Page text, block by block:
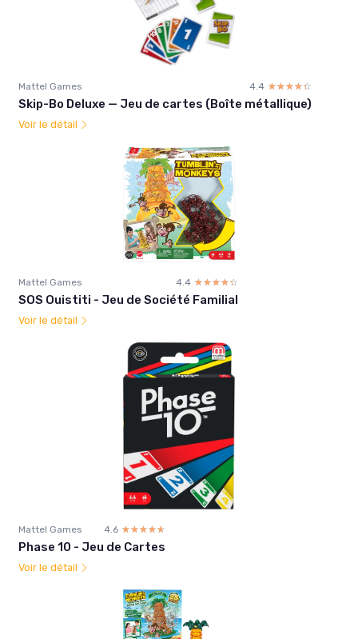
Mattel Games 4.4 ☆☆☆☆☆
★★★★★
Skip-Bo Deluxe — Jeu de cartes (Boîte métallique)
Voir le détail
Mattel Games 4.4 ☆☆☆☆☆
★★★★★
SOS Ouistiti - Jeu de Société Familial
Voir le détail
Mattel Games 4.6 ☆☆☆☆☆
★★★★★
Phase 10 - Jeu de Cartes
Voir le détail